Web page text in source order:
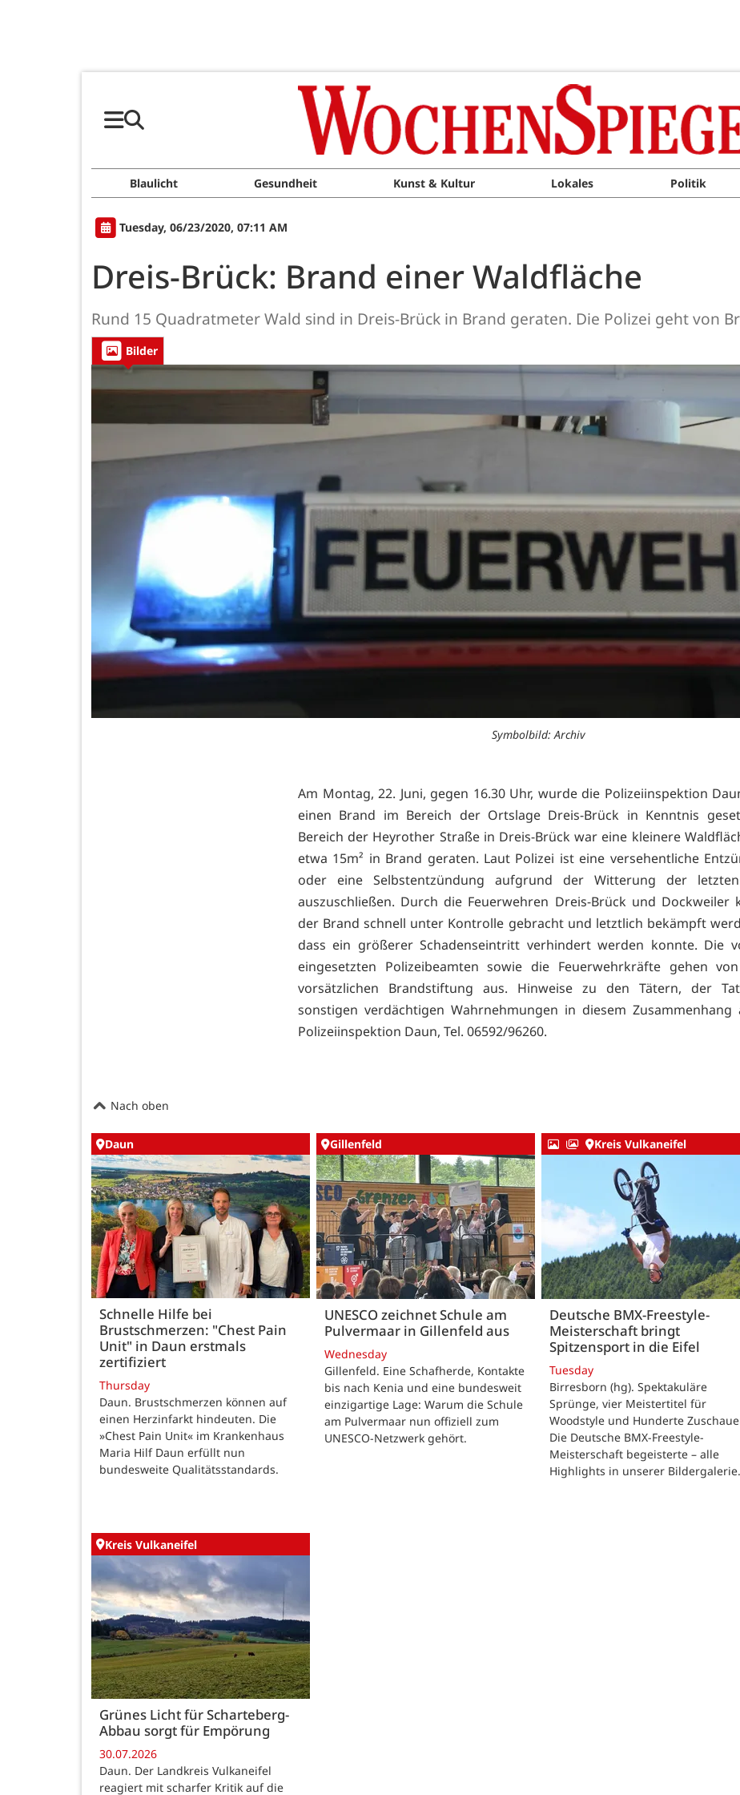
Blaulicht Gesundheit Kunst & Kultur Lokales Politik
Tuesday, 06/23/2020, 07:11 AM
Dreis-Brück: Brand einer Waldfläche
Rund 15 Quadratmeter Wald sind in Dreis-Brück in Brand geraten. Die Polizei geht von
Bilder
Symbolbild: Archiv
Am Montag, 22. Juni, gegen 16.30 Uhr, wurde die Polizeiinspektion
einen Brand im Bereich der Ortslage Dreis-Brück in Kenntnis
Bereich der Heyrother Straße in Dreis-Brück war eine kleinere
etwa 15m² in Brand geraten. Laut Polizei ist eine versehentliche
oder eine Selbstentzündung aufgrund der Witterung der
auszuschließen. Durch die Feuerwehren Dreis-Brück und Dockweiler
der Brand schnell unter Kontrolle gebracht und letztlich bekämpft
dass ein größerer Schadenseintritt verhindert werden konnte. Die
eingesetzten Polizeibeamten sowie die Feuerwehrkräfte gehen
vorsätzlichen Brandstiftung aus. Hinweise zu den Tätern, der
sonstigen verdächtigen Wahrnehmungen in diesem Zusammenhang
Polizeiinspektion Daun, Tel. 06592/96260.
Nach oben
Daun
Schnelle Hilfe bei
Brustschmerzen: "Chest Pain
Unit" in Daun erstmals
zertifiziert
Thursday
Daun. Brustschmerzen können auf
einen Herzinfarkt hindeuten. Die
»Chest Pain Unit« im Krankenhaus
Maria Hilf Daun erfüllt nun
bundesweite Qualitätsstandards.
Gillenfeld
UNESCO zeichnet Schule am
Pulvermaar in Gillenfeld aus
Wednesday
Gillenfeld. Eine Schafherde, Kontakte
bis nach Kenia und eine bundesweit
einzigartige Lage: Warum die Schule
am Pulvermaar nun offiziell zum
UNESCO-Netzwerk gehört.
Kreis Vulkaneifel
Deutsche BMX-Freestyle-
Meisterschaft bringt
Spitzensport in die Eifel
Tuesday
Birresborn (hg). Spektakuläre
Sprünge, vier Meistertitel für
Woodstyle und Hunderte
Die Deutsche BMX-Freestyle-
Meisterschaft begeisterte – alle
Highlights in unserer Bildergalerie.
Kreis Vulkaneifel
Grünes Licht für Scharteberg-
Abbau sorgt für Empörung
30.07.2026
Daun. Der Landkreis Vulkaneifel
reagiert mit scharfer Kritik auf die